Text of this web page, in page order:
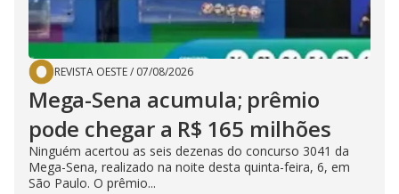
REVISTA OESTE/ 07/08/2026
Mega-Sena acumula; prêmio
pode chegar a R$ 165 milhões
Ninguém acertou as seis dezenas do concurso 3041 da
Mega-Sena, realizado na noite desta quinta-feira, 6, em
São Paulo. O prêmio...